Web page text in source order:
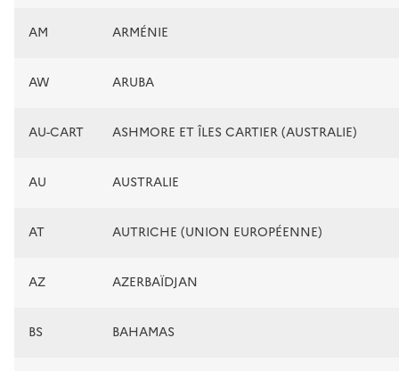
AM ARMÉNIE
AW ARUBA
AU-CART ASHMORE ET ÎLES CARTIER (AUSTRALIE)
AU AUSTRALIE
AT AUTRICHE (UNION EUROPÉENNE)
AZ AZERBAÏDJAN
BS BAHAMAS